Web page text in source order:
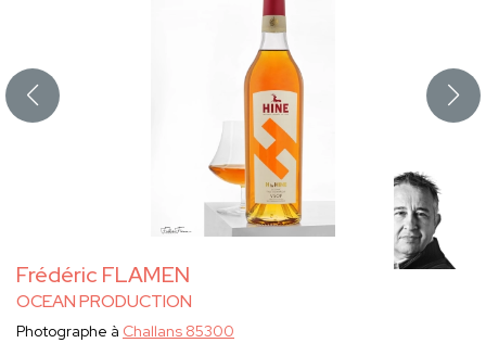
Frédéric FLAMEN
OCEAN PRODUCTION
Photographe à Challans 85300